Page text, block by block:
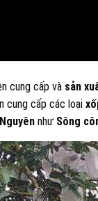
cung cấp và sản
cung cấp các loại
như Sông